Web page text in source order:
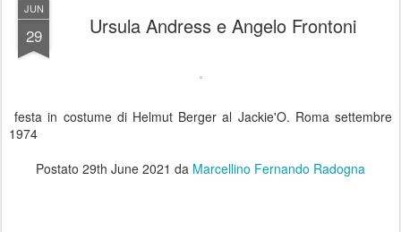
JUN
29 Ursula Andress e Angelo Frontoni
festa in costume di Helmut Berger al Jackie'O. Roma settembre
1974
Postato 29th June 2021 da Marcellino Fernando Radogna